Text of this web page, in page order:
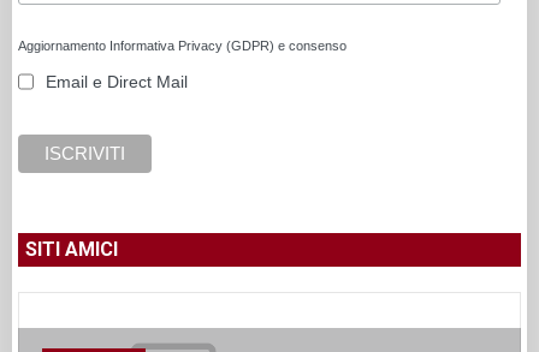
Aggiornamento Informativa Privacy (GDPR) e consenso
Email e Direct Mail
SITI AMICI